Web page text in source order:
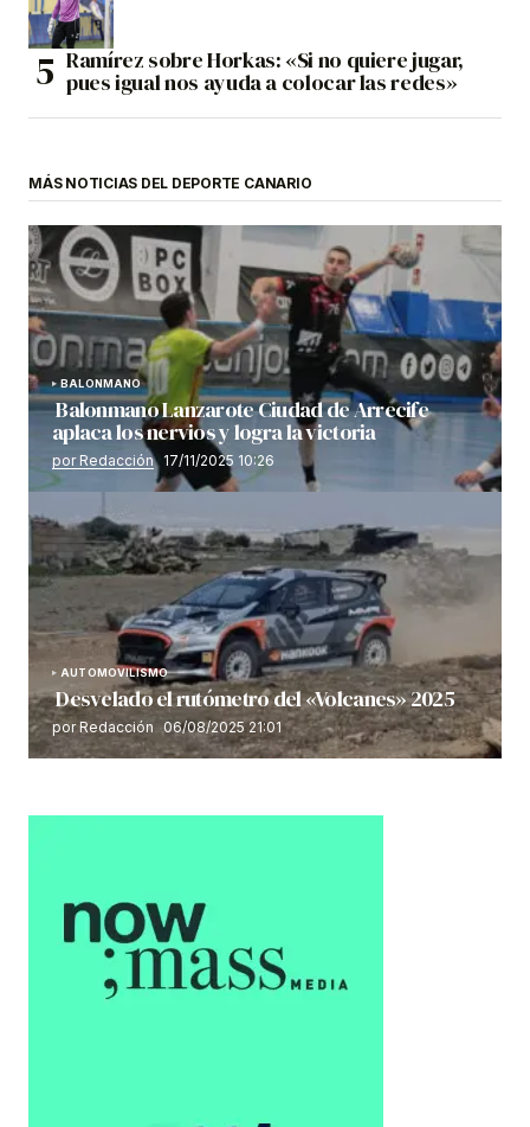
Ramírez sobre Horkas: «Si no quiere jugar,
pues igual nos ayuda a colocar las redes»
MÁS NOTICIAS DEL DEPORTE CANARIO
BALONMANO
Balonmano Lanzarote Ciudad de Arrecife
aplaca los nervios y logra la victoria
por Redacción 17/11/2025 10:26
AUTOMOVILISMO
Desvelado el rutómetro del «Volcanes» 2025
por Redacción 06/08/2025 21:01